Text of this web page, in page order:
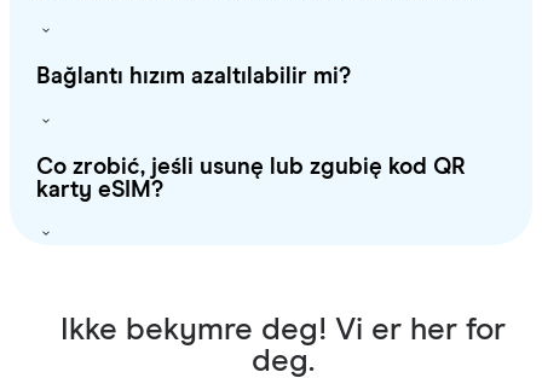
Bağlantı hızım azaltılabilir mi?
Co zrobić, jeśli usunę lub zgubię kod QR
karty eSIM?
Ikke bekymre deg! Vi er her for
deg.